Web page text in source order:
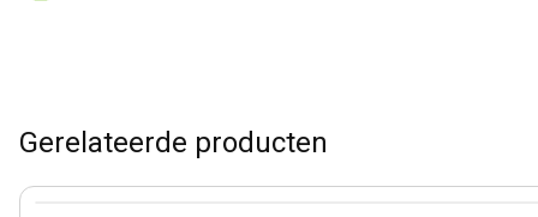
Gerelateerde producten